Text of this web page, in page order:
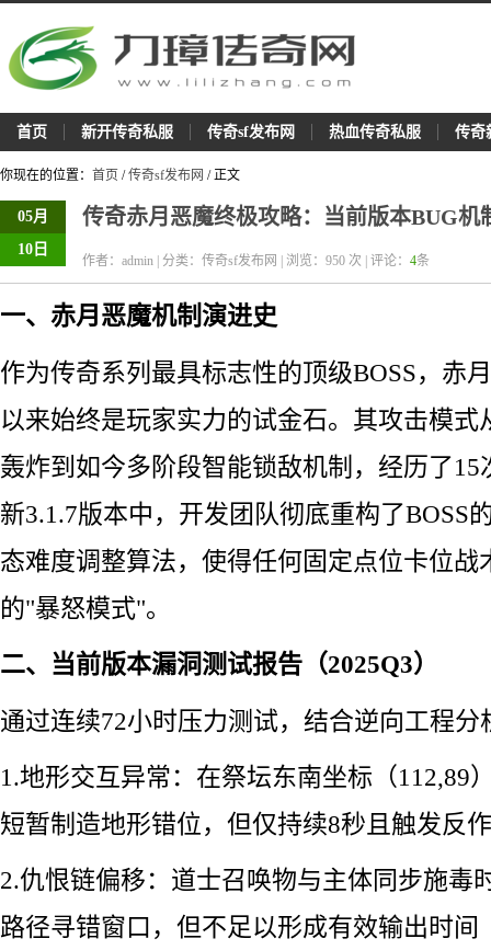
首页 新开传奇私服 传奇sf发布网 热血传奇私服 传奇
你现在的位置： 首页 /传奇sf发布网 / 正文
05月
10日
传奇赤月恶魔终极攻略：当前版本BUG机
作者：admin | 分类：传奇sf发布网 | 浏览： 950 次 | 评论： 4条
一、赤月恶魔机制演进史
作为传奇系列最具标志性的顶级BOSS，赤
以来始终是玩家实力的试金石。其攻击模式
轰炸到如今多阶段智能锁敌机制，经历了
新3.1.7版本中，开发团队彻底重构了BOSS
态难度调整算法，使得任何固定点位卡位战
的"暴怒模式"。
二、当前版本漏洞测试报告（2025Q3）
通过连续72小时压力测试，结合逆向工程
1.地形交互异常：在祭坛东南坐标（112,89
短暂制造地形错位，但仅持续8秒且触发反
2.仇恨链偏移：道士召唤物与主体同步施毒
路径寻错窗口，但不足以形成有效输出时间